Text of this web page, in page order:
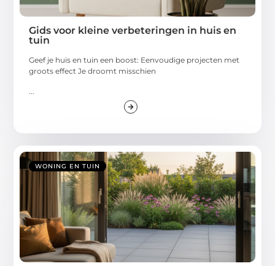
Gids voor kleine verbeteringen in huis en
tuin
Geef je huis en tuin een boost: Eenvoudige projecten met
groots effect Je droomt misschien
WONING EN TUIN